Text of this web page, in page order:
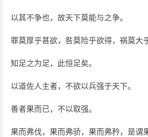
以其不争也，故天下莫能与之争。
罪莫厚乎甚欲，咎莫险乎欲得，祸莫大
知足之为足，此恒足矣。
以道佐人主者，不欲以兵强于天下。
善者果而已，不以取强。
果而弗伐，果而弗骄，果而弗矜，是谓